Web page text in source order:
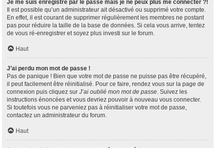
Je me suis enregistré par le passé mais je ne peux plus me connecter ?!
Il est possible qu’un administrateur ait désactivé ou supprimé votre compte.
En effet, il est courant de supprimer régulièrement les membres ne postant
pas pour réduire la taille de la base de données. Si cela vous arrive, tentez
de vous ré-enregistrer et soyez plus investi sur le forum.
Haut
J’ai perdu mon mot de passe !
Pas de panique ! Bien que votre mot de passe ne puisse pas être récupéré,
il peut facilement être réinitialisé. Pour ce faire, rendez vous sur la page de
connexion puis cliquez sur J’ai oublié mon mot de passe. Suivez les
instructions énoncées et vous devriez pouvoir à nouveau vous connecter.
Si toutefois vous ne parveniez pas à réinitialiser votre mot de passe,
contactez un administrateur du forum.
Haut